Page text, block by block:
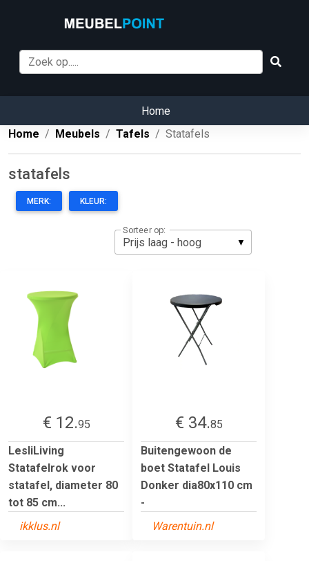
Home
Home
Meubels Tafels Statafels
statafels
MERK: KLEUR:
Sorteer op:
€ 12.95
LesliLiving
Statafelrok voor
statafel, diameter 80
tot 85 cm...
ikklus.nl
€ 34.85
Buitengewoon de
boet Statafel Louis
Donker dia80x110 cm
-
Warentuin.nl